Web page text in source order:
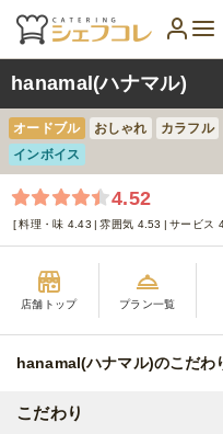
hanamal(ハナマル)
オードブル おしゃれ カラフル
インボイス
4.52
料理・味 4.43 雰囲気 4.53 サービス
店舗トップ プラン一覧
hanamal(ハナマル)のこだわ
こだわり